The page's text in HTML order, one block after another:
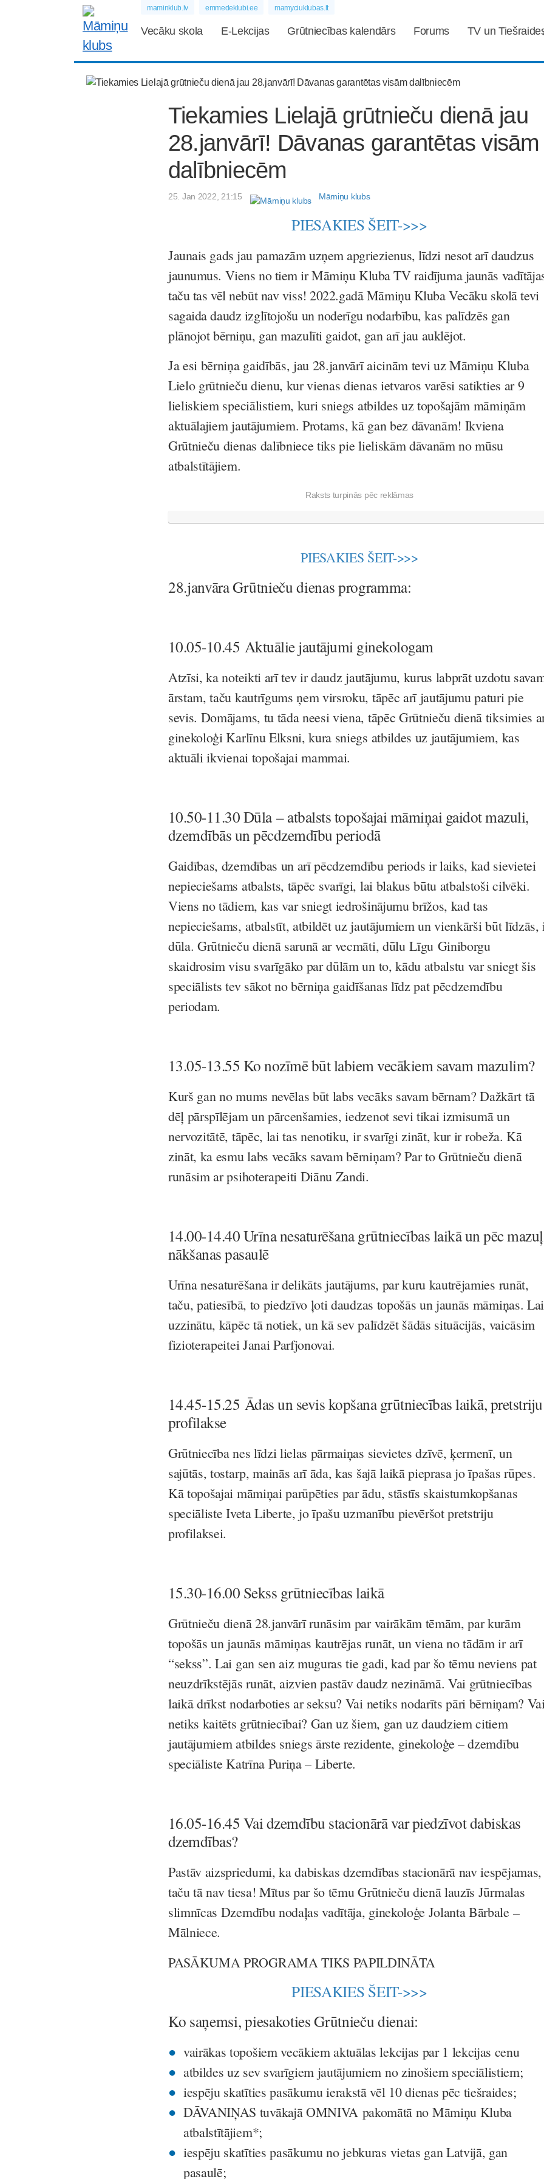
maminklub.lv emmedeklubi.ee mamyciuklubas.lt
Vecāku skola E-Lekcijas Grūtniecības kalendārs Forums TV un
Tiekamies Lielajā grūtnieču dienā jau
28.janvārī! Dāvanas garantētas visām
dalībniecēm
25. Jan 2022, 21:15 Māmiņu klubs
PIESAKIES ŠEIT->>>
Jaunais gads jau pamazām uzņem apgriezienus, līdzi nesot arī daudzus
jaunumus. Viens no tiem ir Māmiņu Kluba TV raidījuma jaunās
taču tas vēl nebūt nav viss! 2022.gadā Māmiņu Kluba Vecāku skolā tevi
sagaida daudz izglītojošu un noderīgu nodarbību, kas palīdzēs gan
plānojot bērniņu, gan mazulīti gaidot, gan arī jau auklējot.
Ja esi bērniņa gaidībās, jau 28.janvārī aicinām tevi uz Māmiņu Kluba
Lielo grūtnieču dienu, kur vienas dienas ietvaros varēsi satikties ar 9
lieliskiem speciālistiem, kuri sniegs atbildes uz topošajām māmiņām
aktuālajiem jautājumiem. Protams, kā gan bez dāvanām! Ikviena
Grūtnieču dienas dalībniece tiks pie lieliskām dāvanām no mūsu
atbalstītājiem.
Raksts turpinās pēc reklāmas
PIESAKIES ŠEIT->>>
28.janvāra Grūtnieču dienas programma:
10.05-10.45 Aktuālie jautājumi ginekologam
Atzīsi, ka noteikti arī tev ir daudz jautājumu, kurus labprāt uzdotu
ārstam, taču kautrīgums ņem virsroku, tāpēc arī jautājumu paturi pie
sevis. Domājams, tu tāda neesi viena, tāpēc Grūtnieču dienā tiksimies
ginekoloģi Karlīnu Elksni, kura sniegs atbildes uz jautājumiem, kas
aktuāli ikvienai topošajai mammai.
10.50-11.30 Dūla– atbalsts topošajai māmiņai gaidot mazuli,
dzemdībās un pēcdzemdību periodā
Gaidības, dzemdības un arī pēcdzemdību periods ir laiks, kad sievietei
nepieciešams atbalsts, tāpēc svarīgi, lai blakus būtu atbalstoši cilvēki.
Viens no tādiem, kas var sniegt iedrošinājumu brīžos, kad tas
nepieciešams, atbalstīt, atbildēt uz jautājumiem un vienkārši būt līdzās,
dūla. Grūtnieču dienā sarunā ar vecmāti, dūlu Līgu Giniborgu
skaidrosim visu svarīgāko par dūlām un to, kādu atbalstu var sniegt šis
speciālists tev sākot no bērniņa gaidīšanas līdz pat pēcdzemdību
periodam.
13.05-13.55 Ko nozīmē būt labiem vecākiem savam mazulim?
Kurš gan no mums nevēlas būt labs vecāks savam bērnam? Dažkārt tā
dēļ pārspīlējam un pārcenšamies, iedzenot sevi tikai izmisumā un
nervozitātē, tāpēc, lai tas nenotiku, ir svarīgi zināt, kur ir robeža. Kā
zināt, ka esmu labs vecāks savam bērniņam? Par to Grūtnieču dienā
runāsim ar psihoterapeiti Diānu Zandi.
14.00-14.40 Urīna nesaturēšana grūtniecības laikā un pēc
nākšanas pasaulē
Urīna nesaturēšana ir delikāts jautājums, par kuru kautrējamies runāt,
taču, patiesībā, to piedzīvo ļoti daudzas topošās un jaunās māmiņas. Lai
uzzinātu, kāpēc tā notiek, un kā sev palīdzēt šādās situācijās, vaicāsim
fizioterapeitei Janai Parfjonovai.
14.45-15.25 Ādas un sevis kopšana grūtniecības laikā, pretstriju
profilakse
Grūtniecība nes līdzi lielas pārmaiņas sievietes dzīvē, ķermenī, un
sajūtās, tostarp, mainās arī āda, kas šajā laikā pieprasa jo īpašas rūpes.
Kā topošajai māmiņai parūpēties par ādu, stāstīs skaistumkopšanas
speciāliste Iveta Liberte, jo īpašu uzmanību pievēršot pretstriju
profilaksei.
15.30-16.00 Sekss grūtniecības laikā
Grūtnieču dienā 28.janvārī runāsim par vairākām tēmām, par kurām
topošās un jaunās māmiņas kautrējas runāt, un viena no tādām ir arī
“sekss”. Lai gan sen aiz muguras tie gadi, kad par šo tēmu neviens pat
neuzdrīkstējās runāt, aizvien pastāv daudz nezināmā. Vai grūtniecības
laikā drīkst nodarboties ar seksu? Vai netiks nodarīts pāri bērniņam?
netiks kaitēts grūtniecībai? Gan uz šiem, gan uz daudziem citiem
jautājumiem atbildes sniegs ārste rezidente, ginekoloģe – dzemdību
speciāliste Katrīna Puriņa – Liberte.
16.05-16.45 Vai dzemdību stacionārā var piedzīvot dabiskas
dzemdības?
Pastāv aizspriedumi, ka dabiskas dzemdības stacionārā nav iespējamas,
taču tā nav tiesa! Mītus par šo tēmu Grūtnieču dienā lauzīs Jūrmalas
slimnīcas Dzemdību nodaļas vadītāja, ginekoloģe Jolanta Bārbale –
Mālniece.
PASĀKUMA PROGRAMA TIKS PAPILDINĀTA
PIESAKIES ŠEIT->>>
Ko saņemsi, piesakoties Grūtnieču dienai:
vairākas topošiem vecākiem aktuālas lekcijas par 1 lekcijas cenu
atbildes uz sev svarīgiem jautājumiem no zinošiem speciālistiem;
iespēju skatīties pasākumu ierakstā vēl 10 dienas pēc tiešraides;
DĀVANIŅAS tuvākajā OMNIVA pakomātā no Māmiņu Kluba
atbalstītājiem*;
iespēju skatīties pasākumu no jebkuras vietas gan Latvijā, gan
pasaulē;